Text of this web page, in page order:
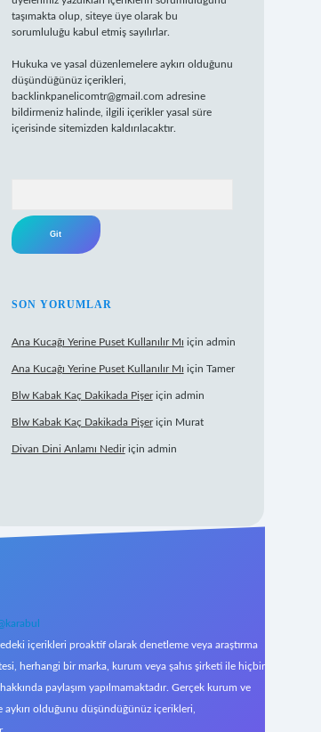
taşımakta olup, siteye üye olarak bu
sorumluluğu kabul etmiş sayılırlar.
Hukuka ve yasal düzenlemelere aykırı olduğunu
düşündüğünüz içerikleri,
backlinkpanelicomtr@gmail.com adresine
bildirmeniz halinde, ilgili içerikler yasal süre
içerisinde sitemizden kaldırılacaktır.
SON YORUMLAR
Ana Kucağı Yerine Puset Kullanılır Mı için admin
Ana Kucağı Yerine Puset Kullanılır Mı için Tamer
Blw Kabak Kaç Dakikada Pişeriçin admin
Blw Kabak Kaç Dakikada Pişeriçin Murat
Divan Dini Anlamı Nediriçin admin
içerikleri proaktif olarak denetleme veya araştırma
herhangi bir marka, kurum veya şahıs şirketi ile hiçbir
paylaşım yapılmamaktadır. Gerçek kurum ve
olduğunu düşündüğünüz içerikleri,